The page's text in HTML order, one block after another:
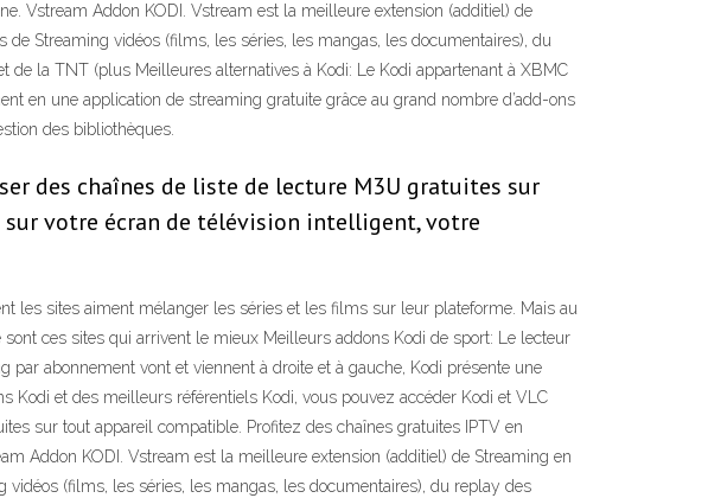
Vstream Addon KODI. Vstream est la meilleure extension (additiel) de
Streaming vidéos (films, les séries, les mangas, les documentaires), du
de la TNT (plus Meilleures alternatives à Kodi: Le Kodi appartenant à XBMC
en une application de streaming gratuite grâce au grand nombre d’add-ons
des bibliothèques.
des chaînes de liste de lecture M3U gratuites sur
votre écran de télévision intelligent, votre
les sites aiment mélanger les séries et les films sur leur plateforme. Mais au
ces sites qui arrivent le mieux Meilleurs addons Kodi de sport: Le lecteur
abonnement vont et viennent à droite et à gauche, Kodi présente une
et des meilleurs référentiels Kodi, vous pouvez accéder Kodi et VLC
sur tout appareil compatible. Profitez des chaînes gratuites IPTV en
Addon KODI. Vstream est la meilleure extension (additiel) de Streaming en
(films, les séries, les mangas, les documentaires), du replay des